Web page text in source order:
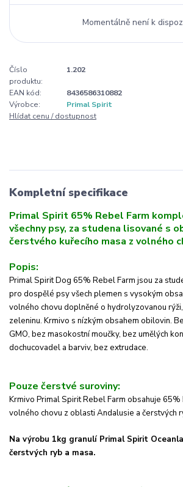
Momentálně není k
Číslo
produktu:
1.202
EAN kód:
8436586310882
Výrobce:
Primal Spirit
Hlídat cenu / dostupnost
Kompletní specifikace
Primal Spirit 65% Rebel Farm
všechny psy, za studena lisované s
čerstvého kuřecího masa z volného
Popis:
Primal Spirit Dog 65% Rebel Farm jsou za
pro dospělé psy všech plemen s vysokým
volného chovu doplněné o hydrolyzovanou
zeleninu. Krmivo s nízkým obsahem obilovin.
GMO, bez masokostní moučky, bez umělých
dochucovadel a barviv, bez extrudace.
Pouze čerstvé suroviny:
Krmivo Primal Spirit Rebel Farm obsahuje 65%
volného chovu z oblasti Andalusie a čerstvých
Na výrobu 1kg granulí Primal Spirit
čerstvých ryb a masa.